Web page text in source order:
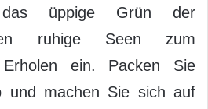
üppige Grün der
ruhige Seen zum
ein. Packen Sie
und machen Sie sich auf